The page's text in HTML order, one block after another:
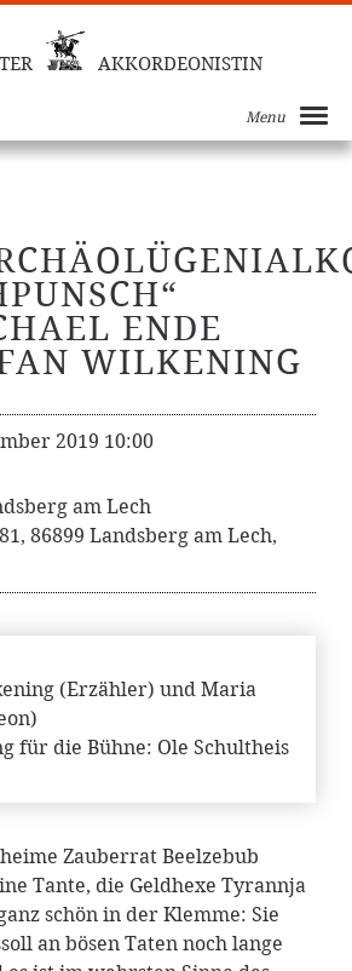
AKKORDEONISTIN
Menu
ENDE
WILKENING
2019 10:00
am Lech
86899 Landsberg am Lech,
(Erzähler) und Maria
für die Bühne: Ole Schultheis
Zauberrat Beelzebub
Tante, die Geldhexe Tyrannja
schön in der Klemme: Sie
an bösen Taten noch lange